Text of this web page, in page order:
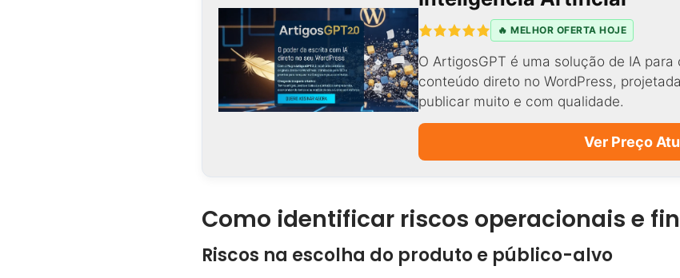
🔥 MELHOR OFERTA HOJE
O ArtigosGPT é uma solução de IA
conteúdo direto no WordPress,
publicar muito e com qualidade.
Ver Preço
Como identificar riscos operacionais e
Riscos na escolha do produto e público-alvo